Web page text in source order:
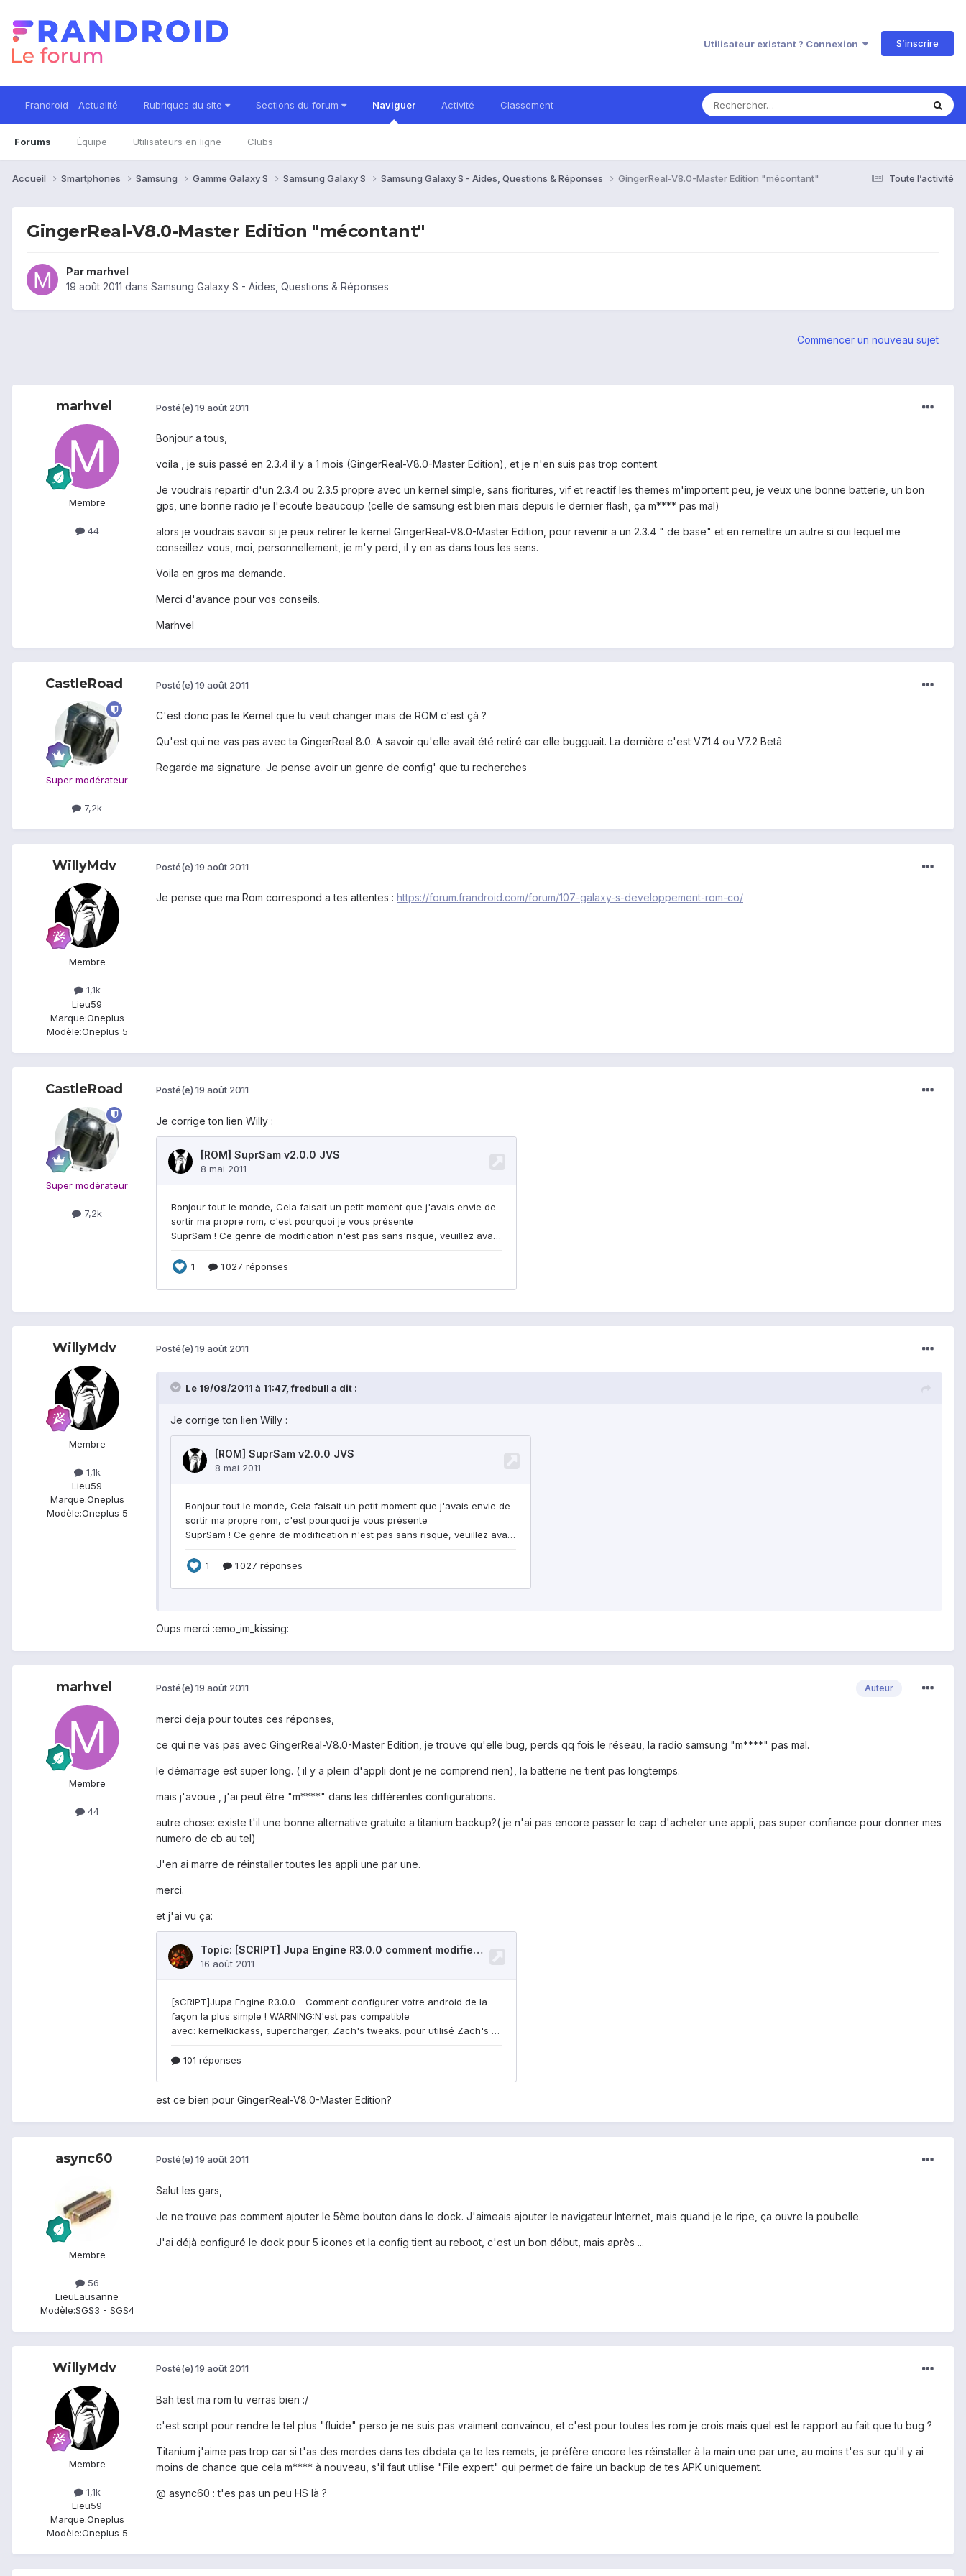
Utilisateur existant ? Connexion S’inscrire
Frandroid - Actualité Rubriques du site Sections du forum Naviguer
Forums Équipe Utilisateurs en ligne Clubs
Activité Classement
Toute l’activité
Accueil Smartphones Samsung Gamme Galaxy S Samsung Galaxy S Samsung Galaxy S - Aides, Questions & Réponses GingerReal-V8.0-Master Edition "mécontant"
GingerReal-V8.0-Master Edition "mécontant"
Par marhvel
19 août 2011 dans Samsung Galaxy S - Aides, Questions & Réponses
Commencer un nouveau sujet
marhvel
Membre
44
Posté(e) 19 août 2011
Bonjour a tous,
voila , je suis passé en 2.3.4 il y a 1 mois (GingerReal-V8.0-Master Edition), et je n'en suis pas trop content.
Je voudrais repartir d'un 2.3.4 ou 2.3.5 propre avec un kernel simple, sans fioritures, vif et reactif les themes m'importent peu, je veux une bonne batterie, un bon
gps, une bonne radio je l'ecoute beaucoup (celle de samsung est bien mais depuis le dernier flash, ça m**** pas mal)
alors je voudrais savoir si je peux retirer le kernel GingerReal-V8.0-Master Edition, pour revenir a un 2.3.4 " de base" et en remettre un autre si oui lequel me
conseillez vous, moi, personnellement, je m'y perd, il y en as dans tous les sens.
Voila en gros ma demande.
Merci d'avance pour vos conseils.
Marhvel
CastleRoad
Super modérateur
7,2k
Posté(e) 19 août 2011
C'est donc pas le Kernel que tu veut changer mais de ROM c'est çà ?
Qu'est qui ne vas pas avec ta GingerReal 8.0. A savoir qu'elle avait été retiré car elle bugguait. La dernière c'est V7.1.4 ou V7.2 Betâ
Regarde ma signature. Je pense avoir un genre de config' que tu recherches
WillyMdv
Membre
1,1k
Lieu59
Marque:Oneplus
Modèle:Oneplus 5
Posté(e) 19 août 2011
Je pense que ma Rom correspond a tes attentes : https://forum.frandroid.com/forum/107-galaxy-s-developpement-rom-co/
CastleRoad
Super modérateur
7,2k
Posté(e) 19 août 2011
Je corrige ton lien Willy :
WillyMdv
Membre
1,1k
Lieu59
Marque:Oneplus
Modèle:Oneplus 5
Posté(e) 19 août 2011
Le 19/08/2011 à 11:47, fredbull a dit :
Je corrige ton lien Willy :
Oups merci :emo_im_kissing:
marhvel
Membre
44
Auteur
Posté(e) 19 août 2011
merci deja pour toutes ces réponses,
ce qui ne vas pas avec GingerReal-V8.0-Master Edition, je trouve qu'elle bug, perds qq fois le réseau, la radio samsung "m****" pas mal.
le démarrage est super long. ( il y a plein d'appli dont je ne comprend rien), la batterie ne tient pas longtemps.
mais j'avoue , j'ai peut être "m****" dans les différentes configurations.
autre chose: existe t'il une bonne alternative gratuite a titanium backup?( je n'ai pas encore passer le cap d'acheter une appli, pas super confiance pour donner mes
numero de cb au tel)
J'en ai marre de réinstaller toutes les appli une par une.
merci.
et j'ai vu ça:
est ce bien pour GingerReal-V8.0-Master Edition?
async60
Membre
56
LieuLausanne
Modèle:SGS3 - SGS4
Posté(e) 19 août 2011
Salut les gars,
Je ne trouve pas comment ajouter le 5ème bouton dans le dock. J'aimeais ajouter le navigateur Internet, mais quand je le ripe, ça ouvre la poubelle.
J'ai déjà configuré le dock pour 5 icones et la config tient au reboot, c'est un bon début, mais après ...
WillyMdv
Membre
1,1k
Lieu59
Marque:Oneplus
Modèle:Oneplus 5
Posté(e) 19 août 2011
Bah test ma rom tu verras bien :/
c'est script pour rendre le tel plus "fluide" perso je ne suis pas vraiment convaincu, et c'est pour toutes les rom je crois mais quel est le rapport au fait que tu bug ?
Titanium j'aime pas trop car si t'as des merdes dans tes dbdata ça te les remets, je préfère encore les réinstaller à la main une par une, au moins t'es sur qu'il y ai
moins de chance que cela m**** à nouveau, s'il faut utilise "File expert" qui permet de faire un backup de tes APK uniquement.
@ async60 : t'es pas un peu HS là ?